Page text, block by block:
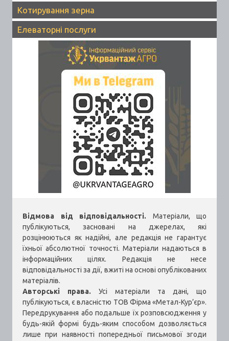
Котирування зерна
Елеваторні послуги
Відмова від відповідальності. Матеріали, що
публікуються, засновані на джерелах, які
розцінюються як надійні, але редакція не гарантує
їхньої абсолютної точності. Матеріали надаються в
інформаційних цілях. Редакція не несе
відповідальності за дії, вжиті на основі опублікованих
матеріалів.
Авторські права. Усі матеріали та дані, що
публікуються, є власністю ТОВ Фірма «Метал-Кур’єр».
Передрукування або подальше їх розповсюдження у
будь-якій формі будь-яким способом дозволяється
лише при наявності попередньої письмової згоди